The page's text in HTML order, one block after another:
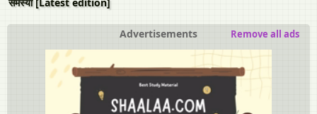
Advertisements Remove all ads